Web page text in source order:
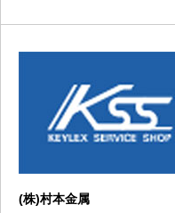
(株)村本金属